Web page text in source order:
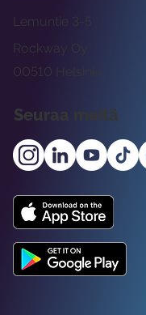
Rockway Oy
Lemuntie 3-5
00510 Helsinki
Seuraa meitä